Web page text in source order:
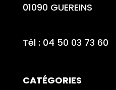
01090 GUEREINS
Tél : 04 50 03 73 60
CATÉGORIES